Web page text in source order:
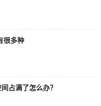
很多种
占满了怎么办？